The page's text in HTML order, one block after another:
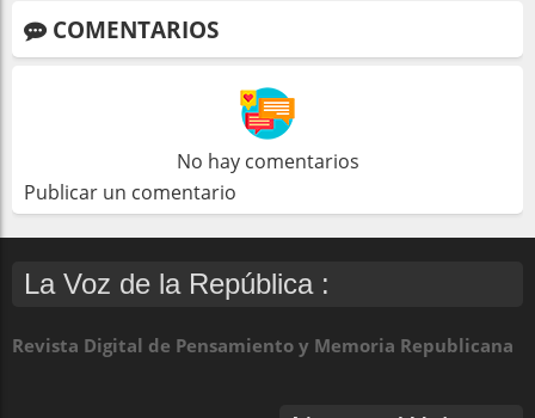
COMENTARIOS
No hay comentarios
Publicar un comentario
La Voz de la República :
Revista Digital de Pensamiento y Memoria Republicana